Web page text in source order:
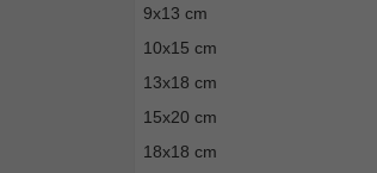
9x13 cm
10x15 cm
13x18 cm
15x20 cm
18x18 cm